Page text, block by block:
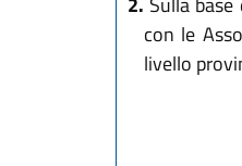
con le
livello